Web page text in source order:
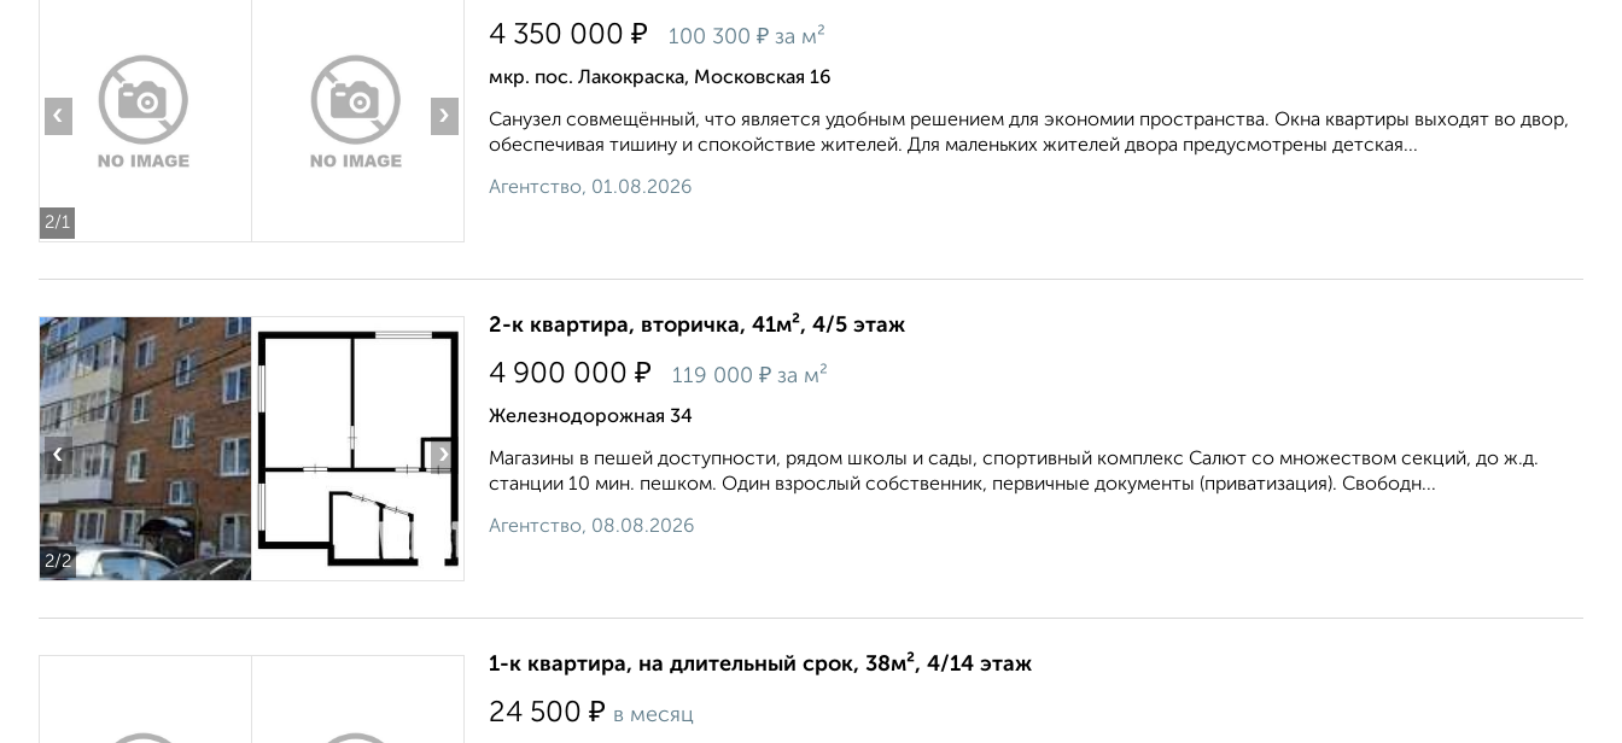
2/1
‹ ›
4 350 000 ₽ 100 300 ₽ за м²
мкр. пос. Лакокраска, Московская 16
Санузел совмещённый, что является удобным решением для экономии пространства. Окна квартиры выходят во двор,
обеспечивая тишину и спокойствие жителей. Для маленьких жителей двора предусмотрены детская...
Агентство, 01.08.2026
2/2
‹ ›
2-к квартира, вторичка, 41м², 4/5 этаж
4 900 000 ₽ 119 000 ₽ за м²
Железнодорожная 34
Магазины в пешей доступности, рядом школы и сады, спортивный комплекс Салют со множеством секций, до ж.д.
станции 10 мин. пешком. Один взрослый собственник, первичные документы (приватизация). Свободн...
Агентство, 08.08.2026
1-к квартира, на длительный срок, 38м², 4/14 этаж
24 500 ₽ в месяц